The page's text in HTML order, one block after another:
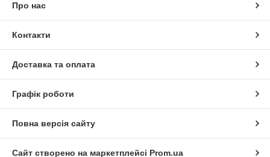
Про нас
Контакти
Доставка та оплата
Графік роботи
Повна версія сайту
Сайт створено на маркетплейсі Prom.ua